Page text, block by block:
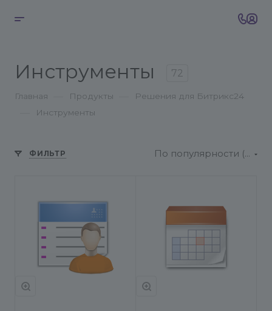
Инструменты 72
Главная Продукты Решения для Битрикс24
Инструменты
ФИЛЬТР По популярности (возрастание)